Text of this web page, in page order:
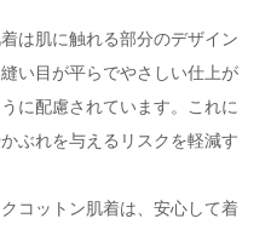
は肌に触れる部分のデザイン
い目が平らでやさしい仕上が
に配慮されています。これに
ぶれを与えるリスクを軽減す
コットン肌着は、安心して着